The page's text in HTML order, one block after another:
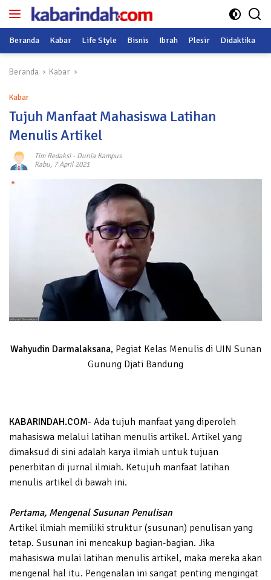
Langsung
Beranda Kabar Life Style Bisnis Ibrah Plesir Didaktika
Beranda Kabar
Kabar
Tujuh Manfaat Mahasiswa Latihan
Menulis Artikel
Tim Redaksi- Dunia Kampus
Rabu, 7 April 2021
Wahyudin Darmalaksana, Pegiat Kelas Menulis di UIN Sunan
Gunung Djati Bandung
KABARINDAH.COM- Ada tujuh manfaat yang diperoleh
mahasiswa melalui latihan menulis artikel. Artikel yang
dimaksud di sini adalah karya ilmiah untuk tujuan
penerbitan di jurnal ilmiah. Ketujuh manfaat latihan
menulis artikel di bawah ini.
Pertama, Mengenal Susunan Penulisan
Artikel ilmiah memiliki struktur (susunan) penulisan yang
tetap. Susunan ini mencakup bagian-bagian. Jika
mahasiswa mulai latihan menulis artikel, maka mereka akan
mengenal hal itu. Pengenalan ini sangat penting mengingat